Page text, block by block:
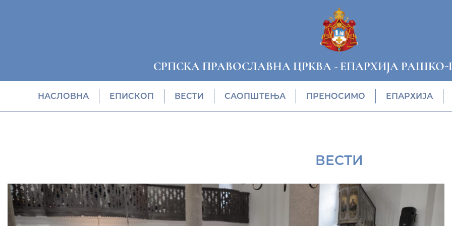
СРПСКА ПРАВОСЛАВНА ЦРКВА- ЕПАРХИЈА
НАСЛОВНА EПИСКОП ВЕСТИ САОПШТЕЊА ПРЕНОСИМО ЕПАРХИЈА
ВЕСТИ